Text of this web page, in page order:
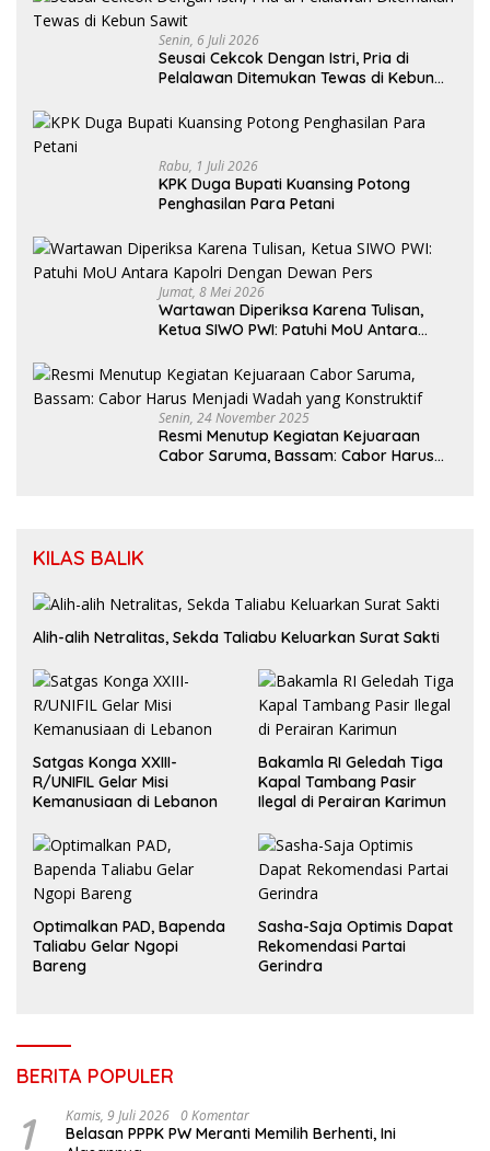
Senin, 6 Juli 2026
Seusai Cekcok Dengan Istri, Pria di
Pelalawan Ditemukan Tewas di Kebun
Rabu, 1 Juli 2026
KPK Duga Bupati Kuansing Potong
Penghasilan Para Petani
Jumat, 8 Mei 2026
Wartawan Diperiksa Karena Tulisan,
Ketua SIWO PWI: Patuhi MoU Antara
Senin, 24 November 2025
Resmi Menutup Kegiatan Kejuaraan
Cabor Saruma, Bassam: Cabor Harus
KILAS BALIK
Alih-alih Netralitas, Sekda Taliabu Keluarkan Surat Sakti
Satgas Konga XXIII-
R/UNIFIL Gelar Misi
Kemanusiaan di Lebanon
Bakamla RI Geledah Tiga
Kapal Tambang Pasir
Ilegal di Perairan Karimun
Optimalkan PAD, Bapenda
Taliabu Gelar Ngopi
Bareng
Sasha-Saja Optimis Dapat
Rekomendasi Partai
Gerindra
BERITA POPULER
1 Kamis, 9 Juli 2026 0 Komentar
Belasan PPPK PW Meranti Memilih Berhenti, Ini